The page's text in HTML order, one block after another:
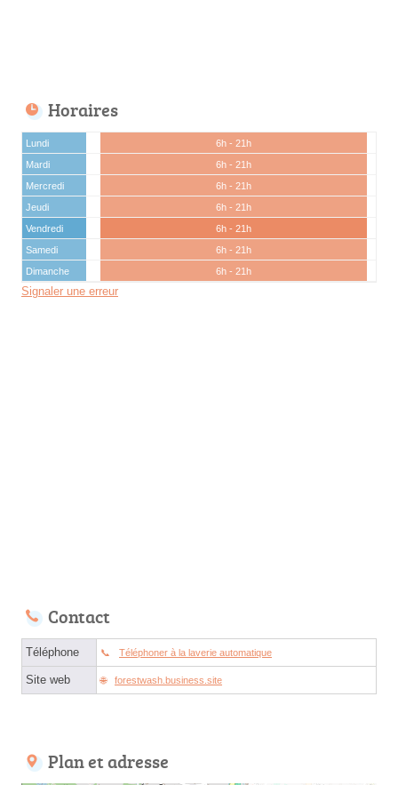
Horaires
Lundi
6h - 21h
Mardi
6h - 21h
Mercredi
6h - 21h
Jeudi
6h - 21h
Vendredi
6h - 21h
Samedi
6h - 21h
Dimanche
6h - 21h
Signaler une erreur
Contact
Téléphone Téléphoner à la laverie automatique
Site web forestwash.business.site
Plan et adresse